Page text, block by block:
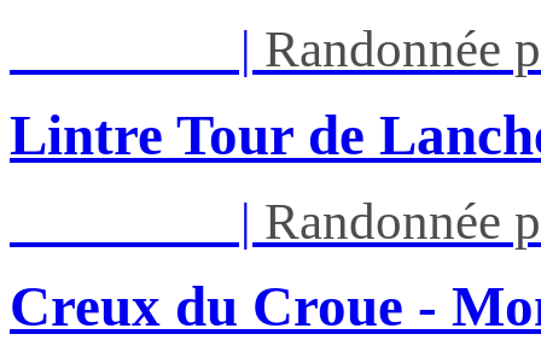
| Randonnée
Lintre Tour de
| Randonnée
Creux du Croue -